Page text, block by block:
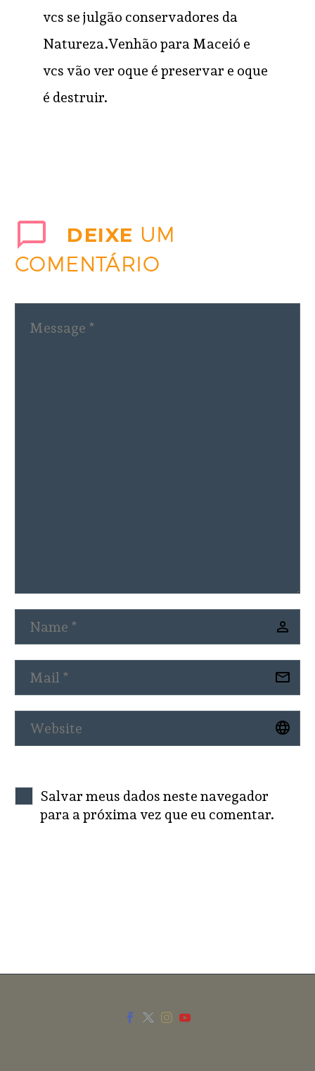
vcs se julgão conservadores da
Natureza.Venhão para Maceió e
vcs vão ver oque é preservar e oque
é destruir.
DEIXE UM
COMENTÁRIO
Salvar meus dados neste navegador
para a próxima vez que eu comentar.